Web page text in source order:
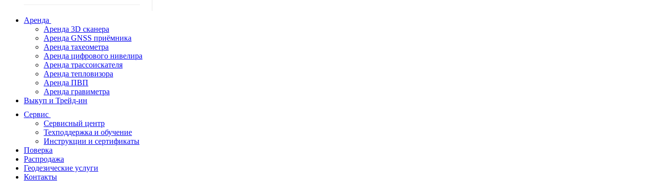
Аренда
Аренда 3D сканера
Аренда GNSS приёмника
Аренда тахеометра
Аренда цифрового нивелира
Аренда трассоискателя
Аренда тепловизора
Аренда ПВП
Аренда гравиметра
Выкуп и Трейд-ин
Сервис
Сервисный центр
Техподдержка и обучение
Инструкции и сертификаты
Поверка
Распродажа
Геодезические услуги
Контакты